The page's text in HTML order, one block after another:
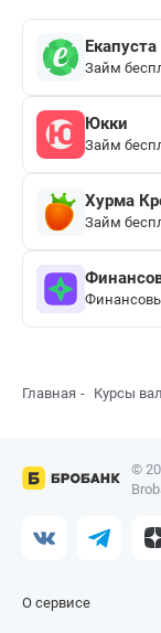
Екапуста
Займ
Юкки
Займ
Хурма
Займ
Главная Курсы
©
О сервисе